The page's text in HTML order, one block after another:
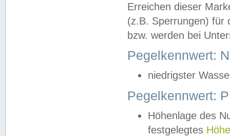
Erreichen dieser
(z.B. Sperrungen) für
bzw. werden bei
Pegelkennwert:
niedrigster
Pegelkennwert:
Höhenlage des
festgelegtes